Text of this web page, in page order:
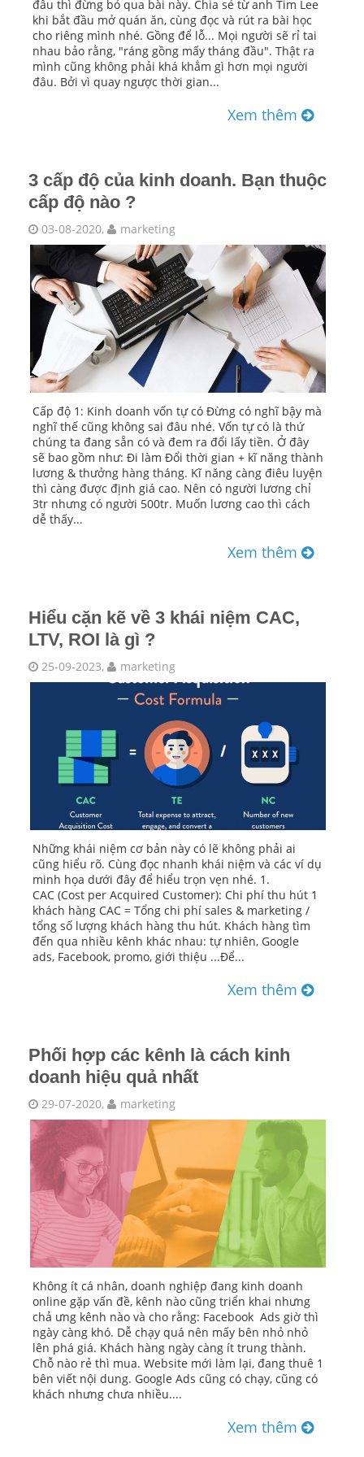
đâu thì đừng bỏ qua bài này. Chia sẻ từ anh Tim Lee
khi bắt đầu mở quán ăn, cùng đọc và rút ra bài học
cho riêng mình nhé. Gồng để lỗ... Mọi người sẽ rỉ tai
nhau bảo rằng, "ráng gồng mấy tháng đầu". Thật ra
mình cũng không phải khá khẳm gì hơn mọi người
đâu. Bởi vì quay ngược thời gian...
Xem thêm
3 cấp độ của kinh doanh. Bạn thuộc
cấp độ nào ?
03-08-2020, marketing
Cấp độ 1: Kinh doanh vốn tự có Đừng có nghĩ bậy mà
nghĩ thế cũng không sai đâu nhé. Vốn tự có là thứ
chúng ta đang sẵn có và đem ra đổi lấy tiền. Ở đây
sẽ bao gồm như: Đi làm Đổi thời gian + kĩ năng thành
lương & thưởng hàng tháng. Kĩ năng càng điêu luyện
thì càng được định giá cao. Nên có người lương chỉ
3tr nhưng có người 500tr. Muốn lương cao thì cách
dễ thấy...
Xem thêm
Hiểu cặn kẽ về 3 khái niệm CAC,
LTV, ROI là gì ?
25-09-2023, marketing
Những khái niệm cơ bản này có lẽ không phải ai
cũng hiểu rõ. Cùng đọc nhanh khái niệm và các ví dụ
minh họa dưới đây để hiểu trọn vẹn nhé. 1.
CAC (Cost per Acquired Customer): Chi phí thu hút 1
khách hàng CAC = Tổng chi phí sales & marketing /
tổng số lượng khách hàng thu hút. Khách hàng tìm
đến qua nhiều kênh khác nhau: tự nhiên, Google
ads, Facebook, promo, giới thiệu ...Để...
Xem thêm
Phối hợp các kênh là cách kinh
doanh hiệu quả nhất
29-07-2020, marketing
Không ít cá nhân, doanh nghiệp đang kinh doanh
online gặp vấn đề, kênh nào cũng triển khai nhưng
chả ưng kênh nào và cho rằng: Facebook Ads giờ thì
ngày càng khó. Dễ chạy quá nên mấy bên nhỏ nhỏ
lên phá giá. Khách hàng ngày càng ít trung thành.
Chỗ nào rẻ thì mua. Website mới làm lại, đang thuê 1
bên viết nội dung. Google Ads cũng có chạy, cũng có
khách nhưng chưa nhiều....
Xem thêm